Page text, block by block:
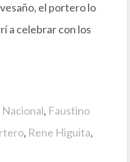
el portero lo
a celebrar con los
, Faustino
, Rene Higuita,